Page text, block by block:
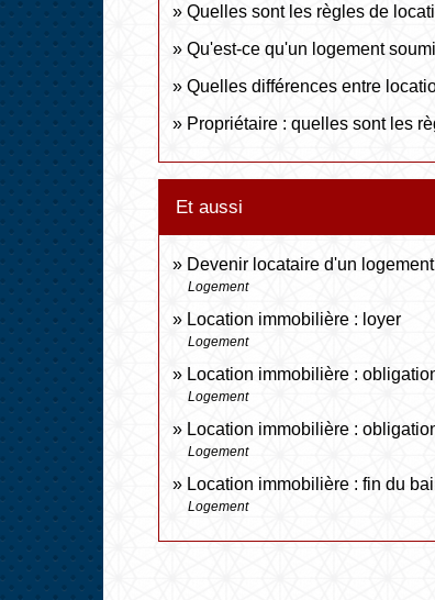
Quelles sont les règles de
Qu'est-ce qu'un logement
Quelles différences entre
Propriétaire : quelles sont les
Et aussi
Devenir locataire d'un
Logement
Location immobilière : loyer
Logement
Location immobilière :
Logement
Location immobilière :
Logement
Location immobilière : fin du bail
Logement